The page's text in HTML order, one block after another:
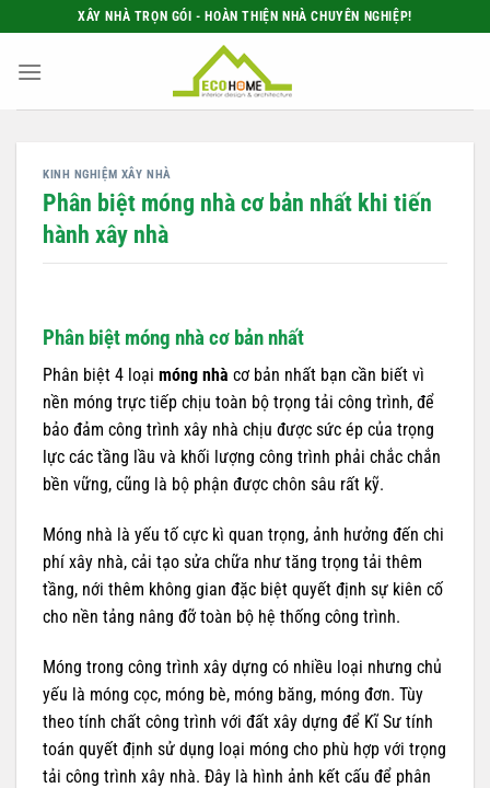
qua
nội
XÂY NHÀ TRỌN GÓI - HOÀN THIỆN NHÀ CHUYÊN NGHIỆP!
KINH NGHIỆM XÂY NHÀ
Phân biệt móng nhà cơ bản nhất khi tiến
hành xây nhà
Phân biệt móng nhà cơ bản nhất
Phân biệt 4 loại móng nhà cơ bản nhất bạn cần biết vì
nền móng trực tiếp chịu toàn bộ trọng tải công trình, để
bảo đảm công trình xây nhà chịu được sức ép của trọng
lực các tầng lầu và khối lượng công trình phải chắc chắn
bền vững, cũng là bộ phận được chôn sâu rất kỹ.
Móng nhà là yếu tố cực kì quan trọng, ảnh hưởng đến chi
phí xây nhà, cải tạo sửa chữa như tăng trọng tải thêm
tầng, nới thêm không gian đặc biệt quyết định sự kiên cố
cho nền tảng nâng đỡ toàn bộ hệ thống công trình.
Móng trong công trình xây dựng có nhiều loại nhưng chủ
yếu là móng cọc, móng bè, móng băng, móng đơn. Tùy
theo tính chất công trình với đất xây dựng để Kĩ Sư tính
toán quyết định sử dụng loại móng cho phù hợp với trọng
tải công trình xây nhà. Đây là hình ảnh kết cấu để phân